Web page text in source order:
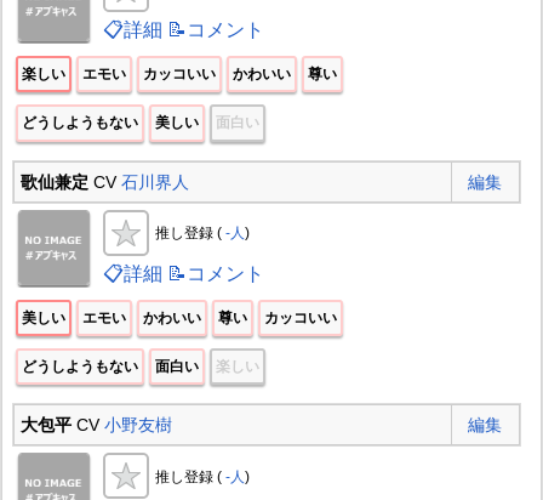
📋詳細 📝コメント
楽しい エモい カッコいい かわいい 尊い
どうしようもない 美しい 面白い
歌仙兼定 CV石川界人 編集
推し登録 ( -人)
📋詳細 📝コメント
美しい エモい かわいい 尊い カッコいい
どうしようもない 面白い 楽しい
大包平CV小野友樹 編集
推し登録 ( -人 )